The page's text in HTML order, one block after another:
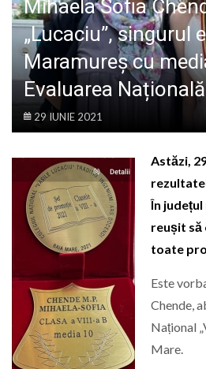
Mihaela Sofia
„Lucaciu”, singurul
Maramureș cu
Evaluarea
29 IUNIE 2021
Astăzi,
În
reușit să
toate
Este
Chende,
Național
Mare.